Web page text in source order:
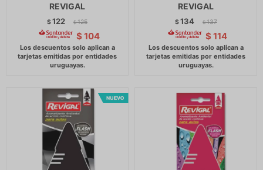
REVIGAL
$122 $ 125
$ 104
REVIGAL
$134 $ 137
$ 114